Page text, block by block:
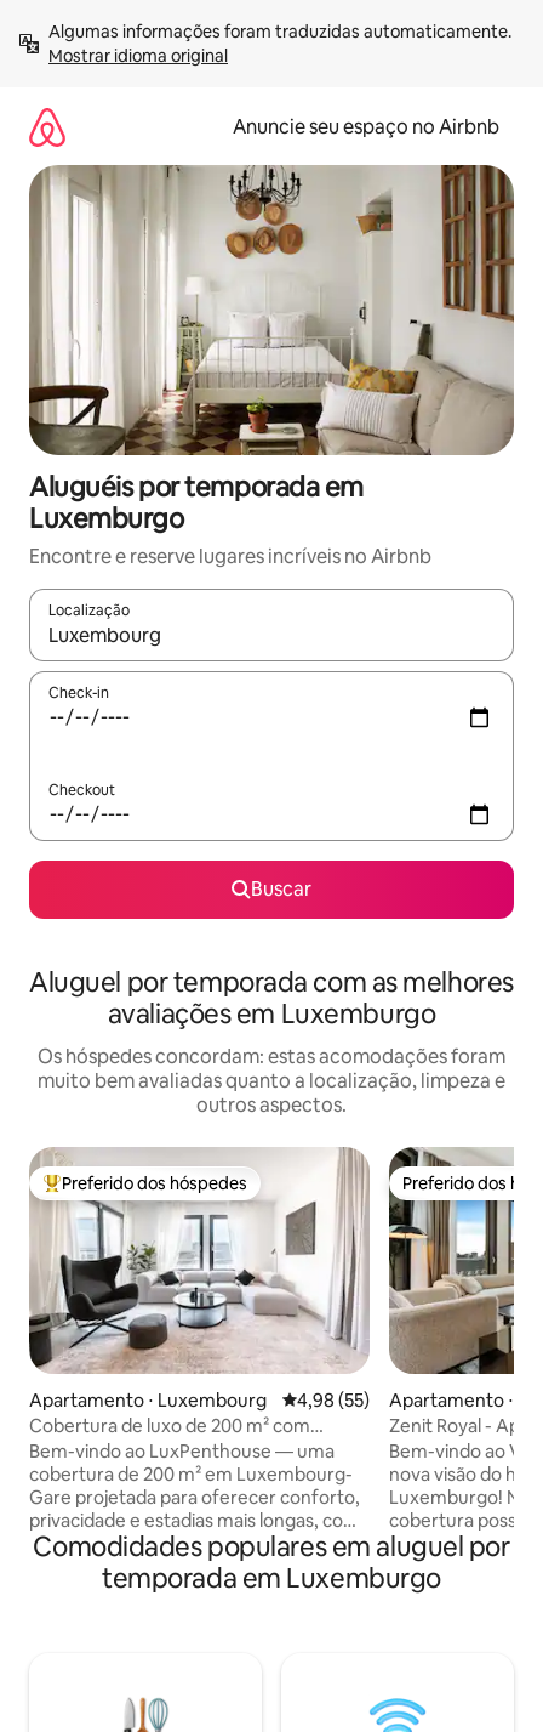
para
Mostrar idioma original
Anuncie seu espaço no Airbnb
Aluguéis por temporada em
Luxemburgo
Encontre e reserve lugares incríveis no Airbnb
Localização
Quando os resultados estiverem disponíveis, explore-os
Check-in
Checkout
Buscar
Aluguel por temporada com as melhores
avaliações em Luxemburgo
Os hóspedes concordam: estas acomodações foram
muito bem avaliadas quanto a localização, limpeza e
outros aspectos.
Entre os melhores preferidos dos hóspedes
Preferido dos hóspedes
Apartamento ⋅ Luxembourg 4,98 de uma avaliação média
4,98 (55)
Cobertura de luxo de 200 m² com
terraço, academia e estacionamento
Bem-vindo ao LuxPenthouse — uma
cobertura de 200 m² em Luxembourg-
Gare projetada para oferecer conforto,
privacidade e estadias mais longas, com
vistas deslumbrantes do horizonte. Ideal
para viajantes de negócios, colegas,
profissionais em realocação ou dois
trabalho, sala de ginástica privativa,
Preferido dos
Preferido dos
Apartamento ⋅
Zenit Royal -
inteligente, vista
concierge
Bem-vindo ao
nova visão do
Luxemburgo! Nossa luxuosa suíte de
cobertura possui
size, janelas do
deslumbrantes
totalmente
transporte
Comodidades populares em aluguel por
temporada em Luxemburgo